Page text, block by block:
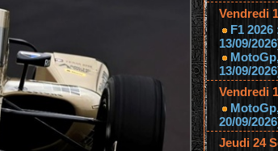
Vendredi
F1
13/09/
13/09/
Vendredi
20/09/
Jeudi 24